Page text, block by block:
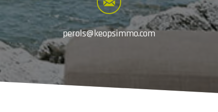
perols@keopsimmo.com